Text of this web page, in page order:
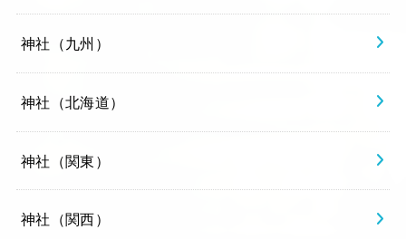
神社（九州）
神社（北海道）
神社（関東）
神社（関西）